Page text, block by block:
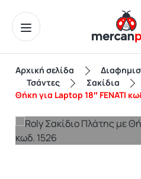
Αρχική σελίδα
Τσάντες
Σακίδια
Θήκη για Laptop 18″ FENATI